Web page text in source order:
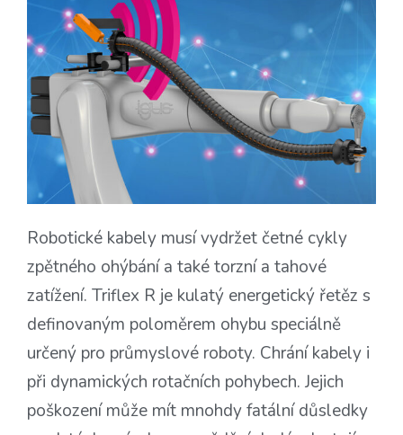
Robotické kabely musí vydržet četné cykly
zpětného ohýbání a také torzní a tahové
zatížení. Triflex R je kulatý energetický řetěz s
definovaným poloměrem ohybu speciálně
určený pro průmyslové roboty. Chrání kabely i
při dynamických rotačních pohybech. Jejich
poškození může mít mnohdy fatální důsledky